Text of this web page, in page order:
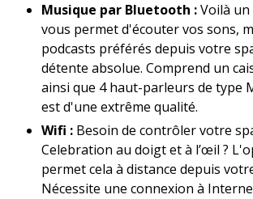
Musique par Bluetooth :Voilà un
vous permet d'écouter vos sons,
podcasts préférés depuis votre
détente absolue. Comprend un
ainsi que 4 haut-parleurs de type
est d'une extrême qualité.
Wifi :Besoin de contrôler votre
Celebration au doigt et à l’œil ?
permet cela à distance depuis
Nécessite une connexion à